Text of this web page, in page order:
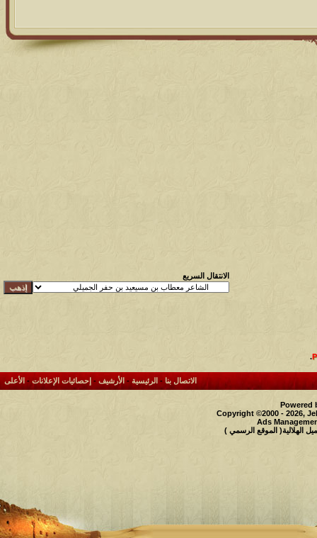
الانتقال السريع
.
الاتصال بنا- الرئيسية-الأرشيف- إحصائيات الإعلانات- الأعلى
Powered
Copyright ©2000 - 2026,
Ads
الهلالية( الموقع الرسمي )